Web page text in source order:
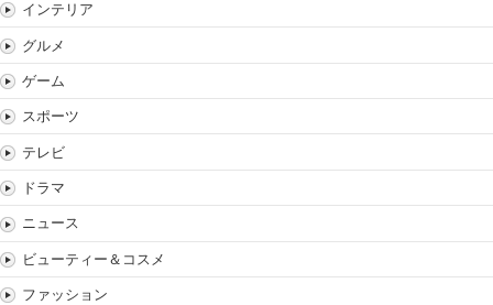
インテリア
グルメ
ゲーム
スポーツ
テレビ
ドラマ
ニュース
ビューティー＆コスメ
ファッション